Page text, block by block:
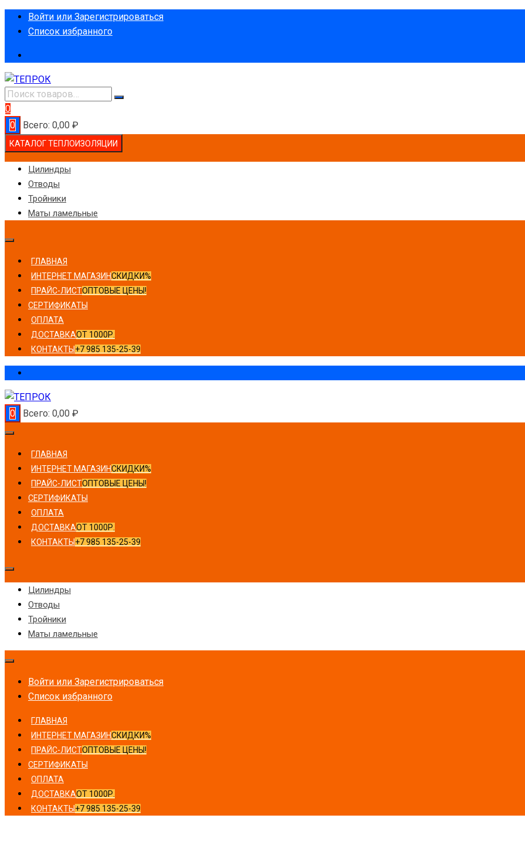
ПерейтиВойти или Зарегистрироваться
Список избранного
0
0
Всего: 0,00 ₽
КАТАЛОГ ТЕПЛОИЗОЛЯЦИИ
Цилиндры
Отводы
Тройники
Маты ламельные
ГЛАВНАЯ
ИНТЕРНЕТ МАГАЗИНСКИДКИ%
ПРАЙС-ЛИСТОПТОВЫЕ ЦЕНЫ!
СЕРТИФИКАТЫ
ОПЛАТА
ДОСТАВКАОТ 1000Р.
КОНТАКТЫ +7 985 135-25-39
0 Всего: 0,00 ₽
ГЛАВНАЯ
ИНТЕРНЕТ МАГАЗИНСКИДКИ%
ПРАЙС-ЛИСТОПТОВЫЕ ЦЕНЫ!
СЕРТИФИКАТЫ
ОПЛАТА
ДОСТАВКАОТ 1000Р.
КОНТАКТЫ +7 985 135-25-39
Цилиндры
Отводы
Тройники
Маты ламельные
Войти или Зарегистрироваться
Список избранного
ГЛАВНАЯ
ИНТЕРНЕТ МАГАЗИНСКИДКИ%
ПРАЙС-ЛИСТОПТОВЫЕ ЦЕНЫ!
СЕРТИФИКАТЫ
ОПЛАТА
ДОСТАВКАОТ 1000Р.
КОНТАКТЫ +7 985 135-25-39